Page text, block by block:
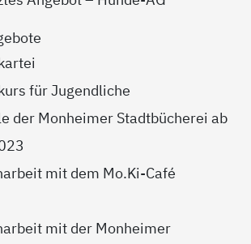
für Jugendliche
der Monheimer Stadtbücherei ab
mit dem Mo.Ki-Café
mit der Monheimer